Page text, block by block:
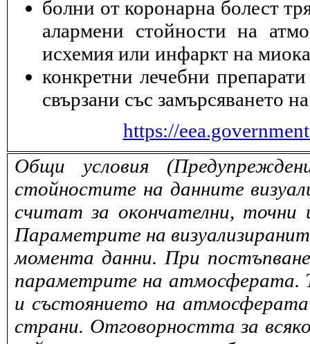
болни от коронарна болест
алармени стойности на
исхемия или инфаркт на
конкретни лечебни
свързани със замърсяването
https://
Общи условия
стойностите на данните
считат за окончателни,
Параметрите на
момента данни. При
параметрите на атмосферата.
и състоянието на
страни. Отговорността за